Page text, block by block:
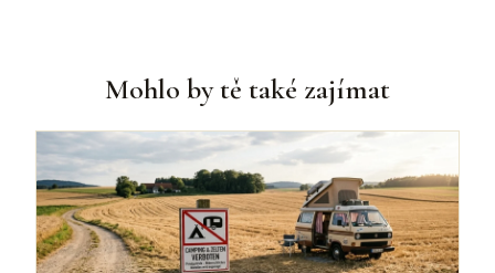
Mohlo by tě také zajímat